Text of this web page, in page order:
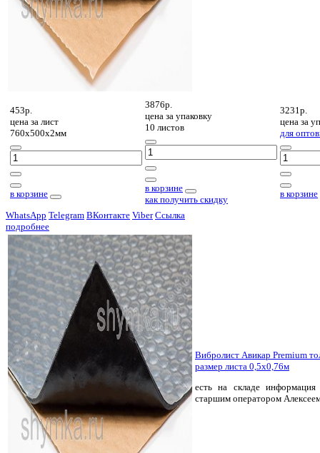
453р.
цена за лист
760х500х2мм
в корзине
3876р.
цена за упаковку
10 листов
в корзине
как получить скидку
3231р.
цена за
для
в корзине
WhatsApp Telegram ВКонтакте Viber Ссылка
подробнее
Вибролист Авикар Premium
размер листа 0,5х0,76м
есть на складе информация
старшим оператором